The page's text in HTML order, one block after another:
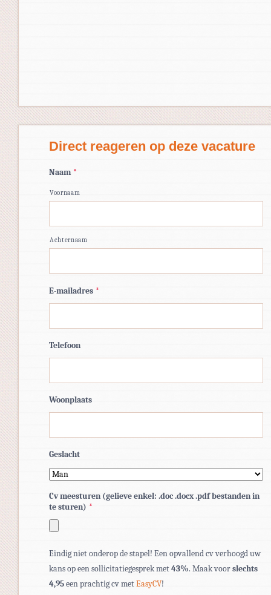
Direct reageren op deze vacature
Naam *
Voornaam
Achternaam
E-mailadres *
Telefoon
Woonplaats
Geslacht
Cv meesturen (gelieve enkel: .doc .docx .pdf bestanden in
te sturen) *
bestandstypen:
pdf,
doc,
Eindig niet onderop de stapel! Een opvallend cv verhoogd uw
kans op een sollicitatiegesprek met43%. Maak voorslechts
4,95een prachtig cv metEasyCV!